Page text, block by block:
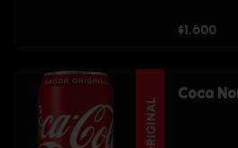
$1.600
Coca